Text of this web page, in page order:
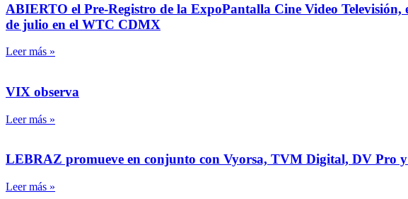
ABIERTO el Pre-Registro de la ExpoPantalla Cine Video Televisión,
de julio en el WTC CDMX
Leer más »
VIX observa
Leer más »
LEBRAZ promueve en conjunto con Vyorsa, TVM Digital, DV Pro
Leer más »